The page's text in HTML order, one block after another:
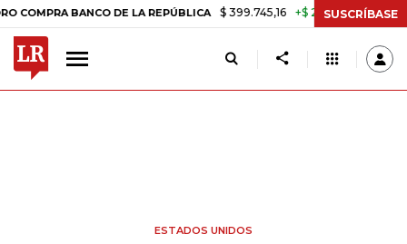
BANCO DE LA REPÚBLICA $ 399.745,16 +$ 2.295,71 +0,58% TASA
SUSCRÍBASE
ESTADOS UNIDOS